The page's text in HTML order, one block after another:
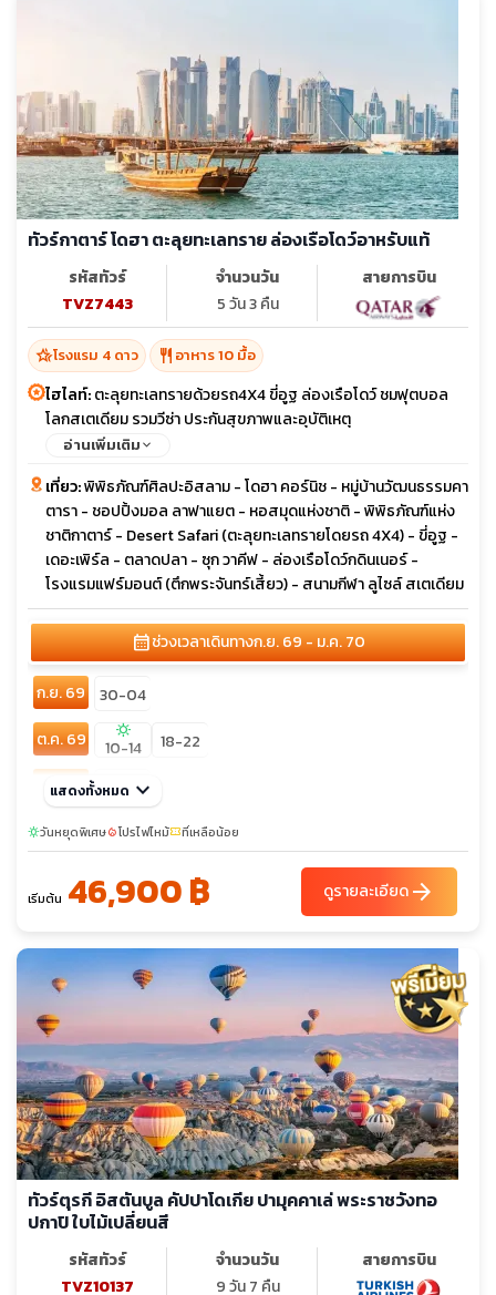
ทัวร์กาตาร์ โดฮา ตะลุยทะเลทราย ล่องเรือโดว์อาหรับแท้
รหัสทัวร์
TVZ7443
จำนวนวัน
5 วัน 3 คืน
สายการบิน
hotel_classโรงแรม 4 ดาว restaurant อาหาร 10 มื้อ
ไฮไลท์:ตะลุยทะเลทรายด้วยรถ4X4 ขี่อูฐ ล่องเรือโดว์ ชมฟุตบอล
โลกสเตเดียม รวมวีซ่า ประกันสุขภาพและอุบัติเหตุ
อ่านเพิ่มเติม
เที่ยว:พิพิธภัณฑ์ศิลปะอิสลาม - โดฮา คอร์นิช - หมู่บ้านวัฒนธรรมคา
ตารา - ชอปปิ้งมอล ลาฟาแยต - หอสมุดแห่งชาติ - พิพิธภัณฑ์แห่ง
ชาติกาตาร์ - Desert Safari (ตะลุยทะเลทรายโดยรถ 4X4) - ขี่อูฐ -
เดอะเพิร์ล - ตลาดปลา - ซุก วาคีฟ - ล่องเรือโดว์กดินเนอร์ -
โรงแรมแฟร์มอนต์ (ตึกพระจันทร์เสี้ยว) - สนามกีฬา ลูไซล์ สเตเดียม
calendar_monthช่วงเวลาเดินทางก.ย. 69 - ม.ค. 70
ก.ย. 69
30-04
ต.ค. 69
sunny
10-14
18-22
พ.ย. 69
13-17
ธ.ค. 69
sunny
04-08
sunny
31-04
แสดงทั้งหมด keyboard_arrow_down
sunnyวันหยุดพิเศษlocal_fire_departmentโปรไฟไหม้confirmation_numberที่เหลือน้อย
เริ่มต้น 46,900 ฿ ดูรายละเอียดarrow_forward
ทัวร์ตุรกี อิสตันบูล คัปปาโดเกีย ปามุคคาเล่ พระราชวังทอ
ปกาปิ ใบไม้เปลี่ยนสี
รหัสทัวร์
TVZ10137
จำนวนวัน
9 วัน 7 คืน
สายการบิน